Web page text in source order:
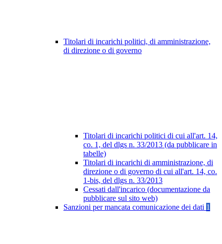
Titolari di incarichi politici, di amministrazione,
di direzione o di governo
Titolari di incarichi politici di cui all'art. 14,
co. 1, del dlgs n. 33/2013 (da pubblicare in
tabelle)
Titolari di incarichi di amministrazione, di
direzione o di governo di cui all'art. 14, co.
1-bis, del dlgs n. 33/2013
Cessati dall'incarico (documentazione da
pubblicare sul sito web)
Sanzioni per mancata comunicazione dei dati 1